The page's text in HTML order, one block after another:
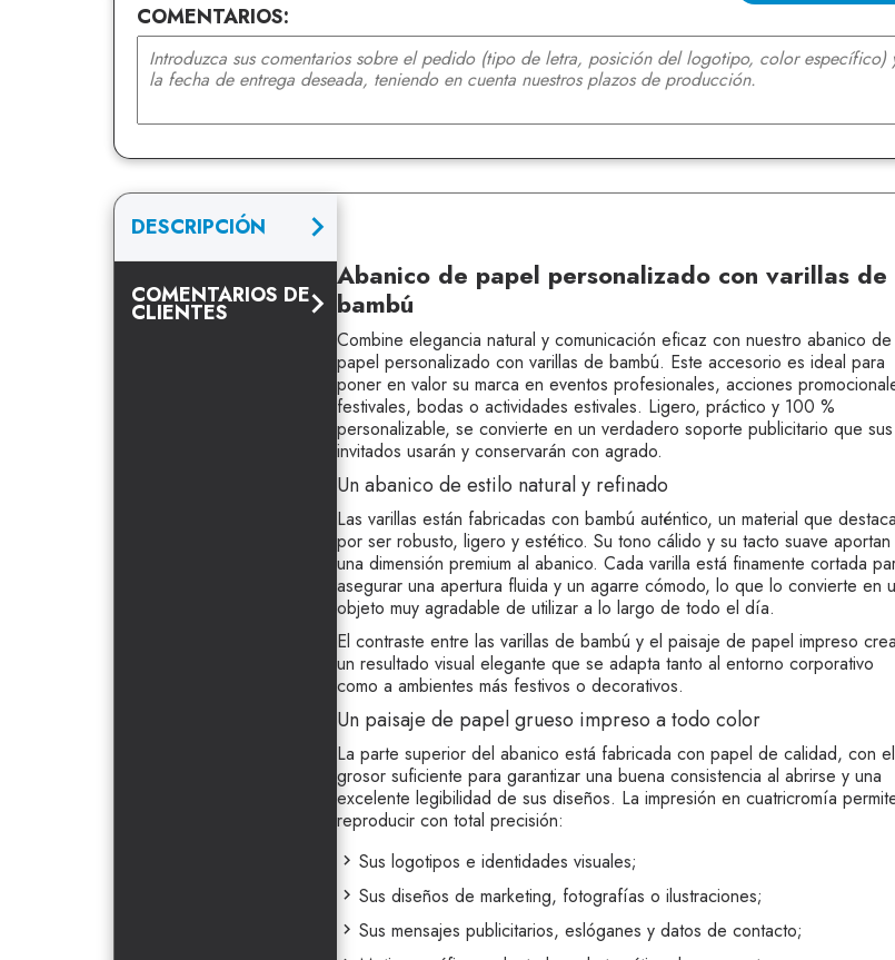
COMENTARIOS:
DESCRIPCIÓN
COMENTARIOS DE
CLIENTES
Abanico de papel personalizado con varillas de
bambú
Combine elegancia natural y comunicación eficaz con nuestro abanico de
papel personalizado con varillas de bambú. Este accesorio es ideal para
poner en valor su marca en eventos profesionales, acciones
festivales, bodas o actividades estivales. Ligero, práctico y 100 %
personalizable, se convierte en un verdadero soporte publicitario que sus
invitados usarán y conservarán con agrado.
Un abanico de estilo natural y refinado
Las varillas están fabricadas con bambú auténtico, un material que destaca
por ser robusto, ligero y estético. Su tono cálido y su tacto suave aportan
una dimensión premium al abanico. Cada varilla está finamente cortada
asegurar una apertura fluida y un agarre cómodo, lo que lo convierte en
objeto muy agradable de utilizar a lo largo de todo el día.
El contraste entre las varillas de bambú y el paisaje de papel impreso crea
un resultado visual elegante que se adapta tanto al entorno corporativo
como a ambientes más festivos o decorativos.
Un paisaje de papel grueso impreso a todo color
La parte superior del abanico está fabricada con papel de calidad, con el
grosor suficiente para garantizar una buena consistencia al abrirse y una
excelente legibilidad de sus diseños. La impresión en cuatricromía
reproducir con total precisión:
Sus logotipos e identidades visuales;
Sus diseños de marketing, fotografías o ilustraciones;
Sus mensajes publicitarios, eslóganes y datos de contacto;